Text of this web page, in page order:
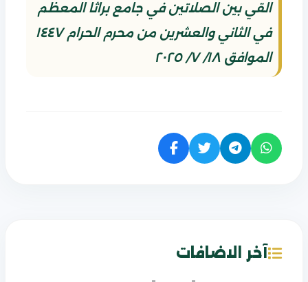
القي بين الصلاتين في جامع براثا المعظم
في الثاني والعشرين من محرم الحرام ١٤٤٧
الموافق ١٨/ ٧/ ٢٠٢٥
آخر الاضافات